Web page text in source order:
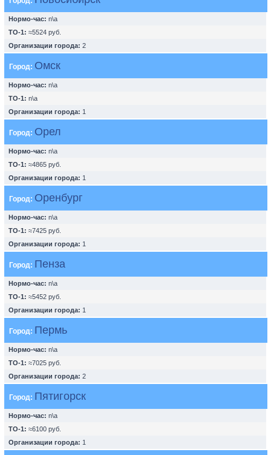
Нормо-час: n\a
ТО-1: ≈5524 руб.
Организации города: 2
Город: Омск
Нормо-час: n\a
ТО-1: n\a
Организации города: 1
Город: Орел
Нормо-час: n\a
ТО-1: ≈4865 руб.
Организации города: 1
Город: Оренбург
Нормо-час: n\a
ТО-1: ≈7425 руб.
Организации города: 1
Город: Пенза
Нормо-час: n\a
ТО-1: ≈5452 руб.
Организации города: 1
Город: Пермь
Нормо-час: n\a
ТО-1: ≈7025 руб.
Организации города: 2
Город: Пятигорск
Нормо-час: n\a
ТО-1: ≈6100 руб.
Организации города: 1